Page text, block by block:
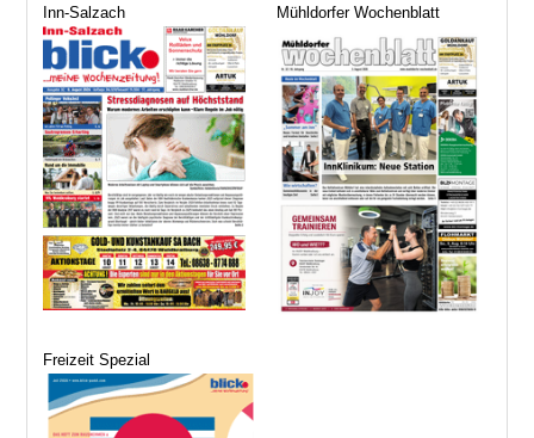
Inn-Salzach Mühldorfer Wochenblatt
Freizeit Spezial